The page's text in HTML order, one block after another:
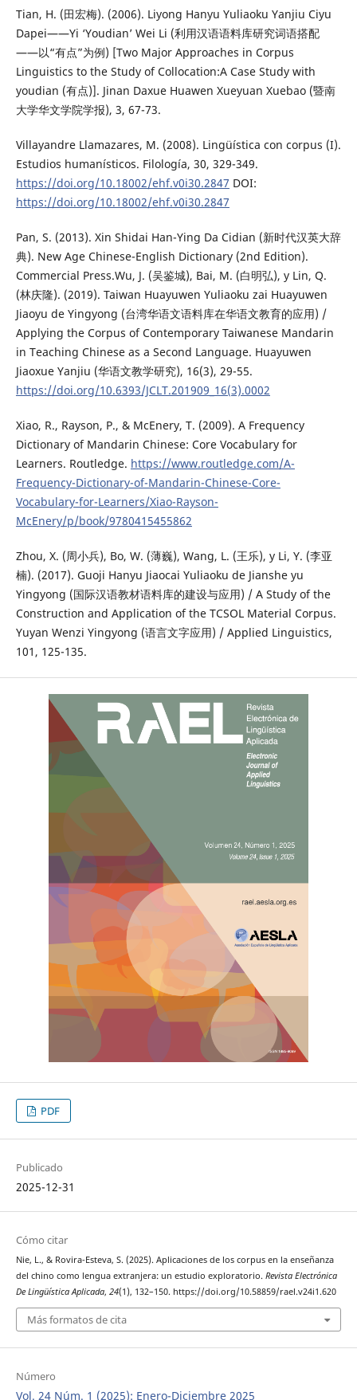
Tian, H. (田宏梅). (2006). Liyong Hanyu Yuliaoku Yanjiu Ciyu
Dapei——Yi ‘Youdian’ Wei Li (利用汉语语料库研究词语搭配
——以“有点”为例) [Two Major Approaches in Corpus
Linguistics to the Study of Collocation:A Case Study with
youdian (有点)]. Jinan Daxue Huawen Xueyuan Xuebao (暨南
大学华文学院学报), 3, 67-73.
Villayandre Llamazares, M. (2008). Lingüística con corpus (I).
Estudios humanísticos. Filología, 30, 329-349.
https://doi.org/10.18002/ehf.v0i30.2847 DOI:
https://doi.org/10.18002/ehf.v0i30.2847
Pan, S. (2013). Xin Shidai Han-Ying Da Cidian (新时代汉英大辞
典). New Age Chinese-English Dictionary (2nd Edition).
Commercial Press.Wu, J. (吴鉴城), Bai, M. (白明弘), y Lin, Q.
(林庆隆). (2019). Taiwan Huayuwen Yuliaoku zai Huayuwen
Jiaoyu de Yingyong (台湾华语文语料库在华语文教育的应用) /
Applying the Corpus of Contemporary Taiwanese Mandarin
in Teaching Chinese as a Second Language. Huayuwen
Jiaoxue Yanjiu (华语文教学研究), 16(3), 29-55.
https://doi.org/10.6393/JCLT.201909_16(3).0002
Xiao, R., Rayson, P., & McEnery, T. (2009). A Frequency
Dictionary of Mandarin Chinese: Core Vocabulary for
Learners. Routledge. https://www.routledge.com/A-
Frequency-Dictionary-of-Mandarin-Chinese-Core-
Vocabulary-for-Learners/Xiao-Rayson-
McEnery/p/book/9780415455862
Zhou, X. (周小兵), Bo, W. (薄巍), Wang, L. (王乐), y Li, Y. (李亚
楠). (2017). Guoji Hanyu Jiaocai Yuliaoku de Jianshe yu
Yingyong (国际汉语教材语料库的建设与应用) / A Study of the
Construction and Application of the TCSOL Material Corpus.
Yuyan Wenzi Yingyong (语言文字应用) / Applied Linguistics,
101, 125-135.
PDF
Publicado
2025-12-31
Cómo citar
Nie, L., & Rovira-Esteva, S. (2025). Aplicaciones de los corpus en la enseñanza
del chino como lengua extranjera: un estudio exploratorio. Revista Electrónica
De Lingüística Aplicada, 24(1), 132–150. https://doi.org/10.58859/rael.v24i1.620
Más formatos de cita
Número
Vol. 24 Núm. 1 (2025): Enero-Diciembre 2025